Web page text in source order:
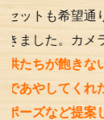
希望通りにやっ
。カメラマンさ
飽きないように
てくれたり、立
ど提案していた